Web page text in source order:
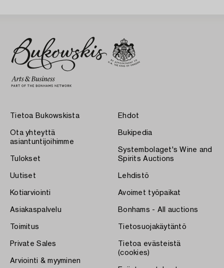
Tietoa Bukowskista
Ota yhteyttä
asiantuntijoihimme
Tulokset
Uutiset
Kotiarviointi
Asiakaspalvelu
Toimitus
Private Sales
Arviointi & myyminen
Ehdot
Bukipedia
Systembolaget's Wine and
Spirits Auctions
Lehdistö
Avoimet työpaikat
Bonhams - All auctions
Tietosuojakäytäntö
Tietoa evästeistä
(cookies)